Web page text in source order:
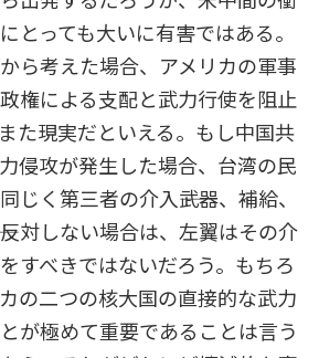
とっても大いに有害ではある。
ら考えた場合、アメリカの軍事
権による支配と武力行使を阻止
た現実だといえる。もし中国共
侵攻が発生した場合、台湾の民
く第三者の介入――武器、補給、
反対しない場合は、左翼はその介
すべきではないだろう。もちろ
の二つの核大国の直接的な武力
が極めて重要であることは言う